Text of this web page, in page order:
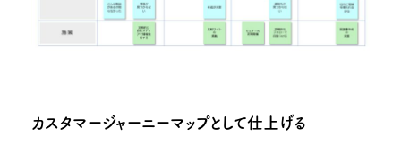
カスタマージャーニーマップとして仕上げる